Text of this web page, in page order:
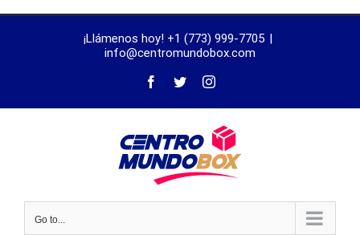
¡Llámenos hoy! +1 (773) 999-7705 |
info@centromundobox.com
Go to...